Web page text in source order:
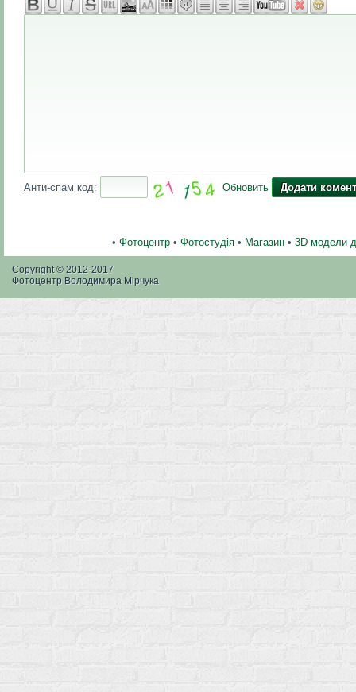
Анти-спам код: Обновить
• Фотоцентр• Фотостудія• Магазин• 3D модели
Copyright © 2012-2017
Фотоцентр Володимира Мірчука